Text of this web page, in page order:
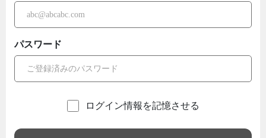
パスワード
ログイン情報を記憶させる